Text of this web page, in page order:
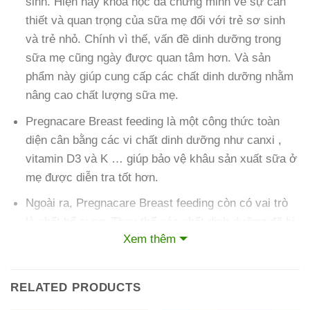
thiết và quan trọng của sữa mẹ đối với trẻ sơ sinh
và trẻ nhỏ. Chính vì thế, vấn đề dinh dưỡng trong
sữa mẹ cũng ngày được quan tâm hơn. Và sản
phẩm này giúp cung cấp các chất dinh dưỡng nhằm
nâng cao chất lượng sữa mẹ.
Pregnacare Breast feeding là một công thức toàn
diện cân bằng các vi chất dinh dưỡng như canxi ,
vitamin D3 và K … giúp bảo vệ khâu sản xuất sữa ở
mẹ được diễn tra tốt hơn.
Ngoài ra, Pregnacare Breast feeding còn có vai trò
cạn kiệt trong quá trình sinh con và nuôi con ở mẹ.
Xem thêm
RELATED PRODUCTS